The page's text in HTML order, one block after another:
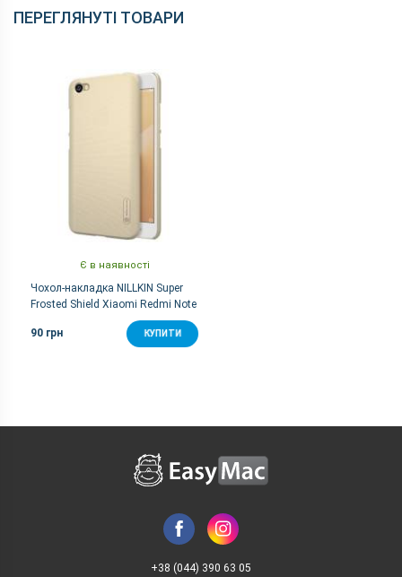
ПЕРЕГЛЯНУТІ ТОВАРИ
Є в наявності
Чохол-накладка NILLKIN Super
Frosted Shield Xiaomi Redmi Note
90 грн
КУПИТИ
+38 (044) 390 63 05